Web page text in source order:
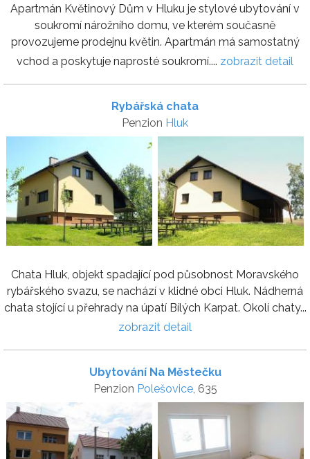
Apartmán Květinový Dům v Hluku je stylové ubytování v
soukromí nárožního domu, ve kterém současně
provozujeme prodejnu květin. Apartmán má samostatný
vchod a poskytuje naprosté soukromí.... zobrazit detail
Rybářská chata
Penzion Hluk
Chata Hluk, objekt spadající pod působnost Moravského
rybářského svazu, se nachází v klidné obci Hluk. Nádherná
chata stojící u přehrady na úpatí Bílých Karpat. Okolí chaty...
zobrazit detail
Ubytování Na Městečku
Penzion Polešovice, 635